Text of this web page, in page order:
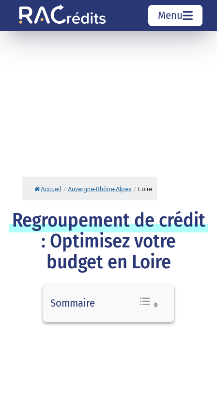
Menu
Accueil / Auvergne-Rhône-Alpes / Loire
Regroupement de crédit
: Optimisez votre
budget en Loire
Sommaire